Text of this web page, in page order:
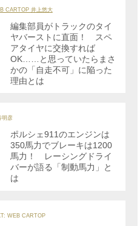
CARTOP 井上悠大
編集部員がトラックのタイ
ヤバーストに直面！ スペ
アタイヤに交換すれば
OK……と思っていたらまさ
かの「自走不可」に陥った
理由とは
明彦
ポルシェ911のエンジンは
350馬力でブレーキは1200
馬力！ レーシングドライ
バーが語る「制動馬力」と
は
WEB CARTOP